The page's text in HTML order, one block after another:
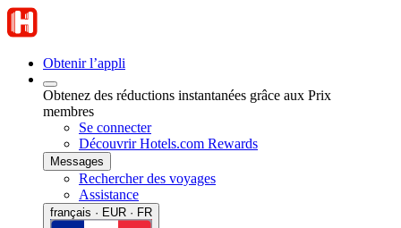
Obtenir l’appli
Obtenez des réductions instantanées grâce aux Prix
membres
Se connecter
Découvrir Hotels.com Rewards
Messages
Rechercher des voyages
Assistance
français · EUR · FR